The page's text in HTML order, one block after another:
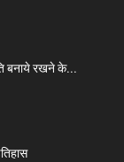
बनाये रखने के...